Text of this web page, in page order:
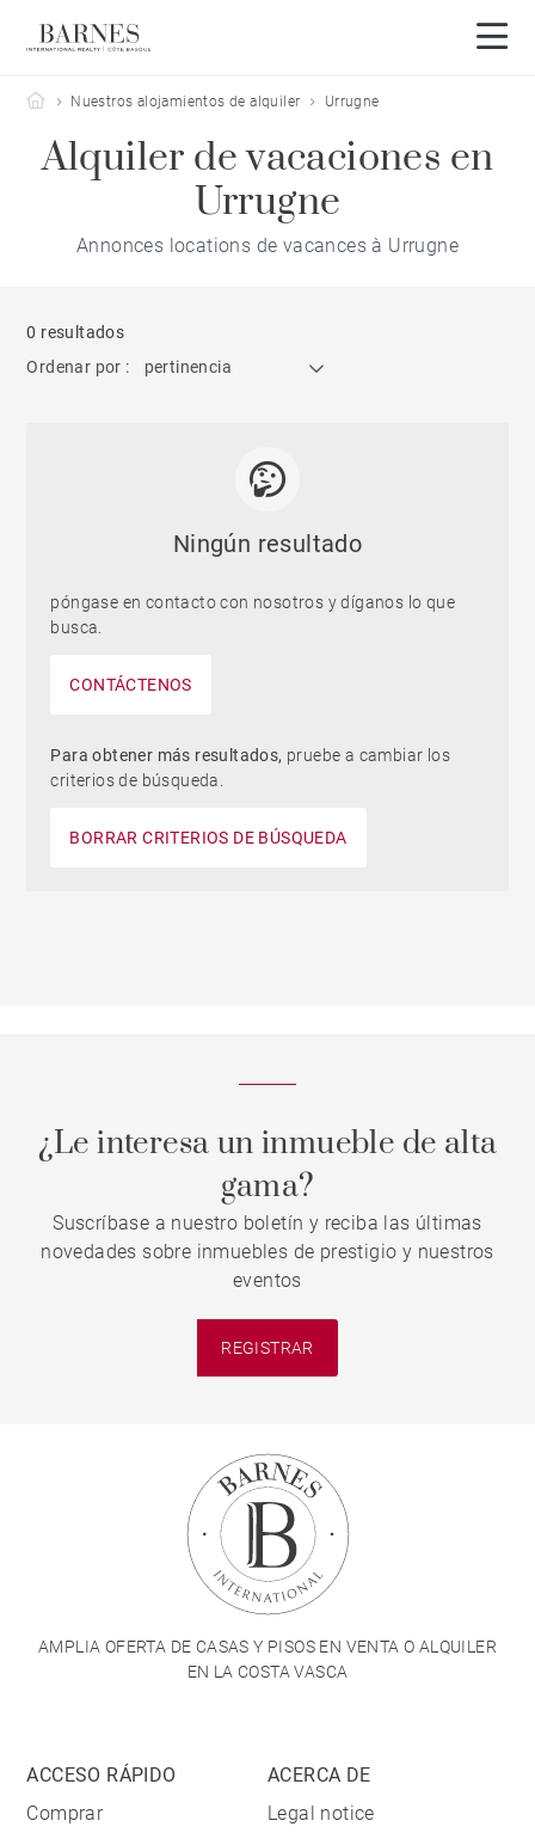
Barnes Côte Basque
Nuestros alojamientos de alquiler Urrugne
Alquiler de vacaciones en
Urrugne
Annonces locations de vacances à Urrugne
0 resultados
Ordenar por :
pertinencia
Ningún resultado
póngase en contacto con nosotros y díganos lo que
busca.
CONTÁCTENOS
Para obtener más resultados, pruebe a cambiar los
criterios de búsqueda.
BORRAR CRITERIOS DE BÚSQUEDA
¿Le interesa un inmueble de alta
gama?
Suscríbase a nuestro boletín y reciba las últimas
novedades sobre inmuebles de prestigio y nuestros
eventos
REGISTRAR
AMPLIA OFERTA DE CASAS Y PISOS EN VENTA O ALQUILER
EN LA COSTA VASCA
ACCESO RÁPIDO
Comprar
ACERCA DE
Legal notice